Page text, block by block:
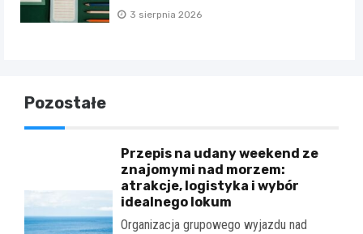
3 sierpnia 2026
Pozostałe
Przepis na udany weekend ze
znajomymi nad morzem:
atrakcje, logistyka i wybór
idealnego lokum
Organizacja grupowego wyjazdu nad